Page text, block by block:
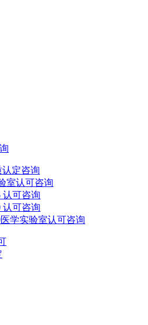
定咨询
室认可咨询
认可咨询
认可咨询
医学实验室认可咨询